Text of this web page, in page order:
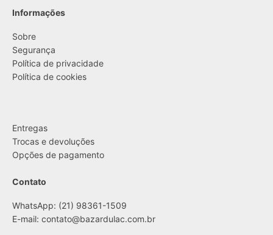
Informações
Sobre
Segurança
Política de privacidade
Política de cookies
Entregas
Trocas e devoluções
Opções de pagamento
Contato
WhatsApp: (21) 98361-1509
E-mail: contato@bazardulac.com.br